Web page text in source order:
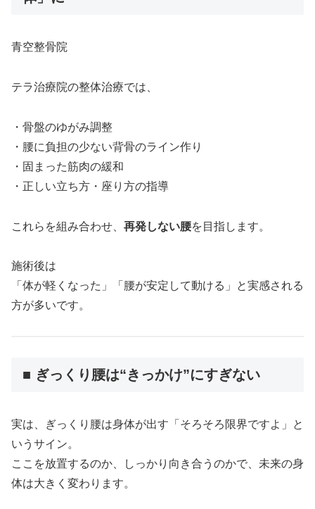
青空整骨院
テラ治療院の整体治療では、
・骨盤のゆがみ調整
・腰に負担の少ない背骨のライン作り
・固まった筋肉の緩和
・正しい立ち方・座り方の指導
これらを組み合わせ、 再発しない腰を目指します。
施術後は
「体が軽くなった」「腰が安定して動ける」と実感される
方が多いです。
■ ぎっくり腰は“きっかけ”にすぎない
実は、ぎっくり腰は身体が出す「そろそろ限界ですよ」と
いうサイン。
ここを放置するのか、しっかり向き合うのかで、未来の身
体は大きく変わります。